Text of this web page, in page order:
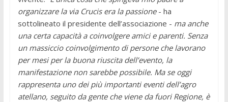
organizzare la via Crucis era la passione- ha
sottolineato il presidente dell’associazione - ma anche
una certa capacità a coinvolgere amici e parenti. Senza
un massiccio coinvolgimento di persone che lavorano
per mesi per la buona riuscita dell’evento, la
manifestazione non sarebbe possibile. Ma se oggi
rappresenta uno dei più importanti eventi dell’agro
atellano, seguito da gente che viene da fuori Regione, è